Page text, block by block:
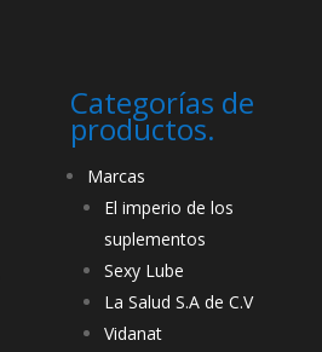
Categorías de
productos.
Marcas
El imperio de los
suplementos
Sexy Lube
La Salud S.A de C.V
Vidanat